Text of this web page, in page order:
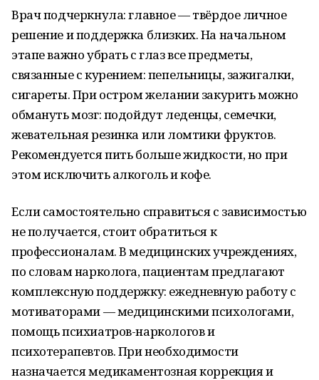
Врач подчеркнула: главное — твёрдое личное
решение и поддержка близких. На начальном
этапе важно убрать с глаз все предметы,
связанные с курением: пепельницы, зажигалки,
сигареты. При остром желании закурить можно
обмануть мозг: подойдут леденцы, семечки,
жевательная резинка или ломтики фруктов.
Рекомендуется пить больше жидкости, но при
этом исключить алкоголь и кофе.
Если самостоятельно справиться с зависимостью
не получается, стоит обратиться к
профессионалам. В медицинских учреждениях,
по словам нарколога, пациентам предлагают
комплексную поддержку: ежедневную работу с
мотиваторами — медицинскими психологами,
помощь психиатров-наркологов и
психотерапевтов. При необходимости
назначается медикаментозная коррекция и